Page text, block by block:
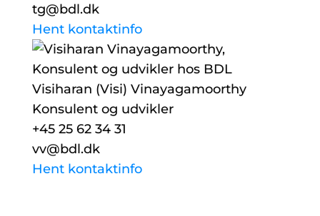
tg@bdl.dk
Hent kontaktinfo
Visiharan (Visi) Vinayagamoorthy
Konsulent og udvikler
+45 25 62 34 31
vv@bdl.dk
Hent kontaktinfo